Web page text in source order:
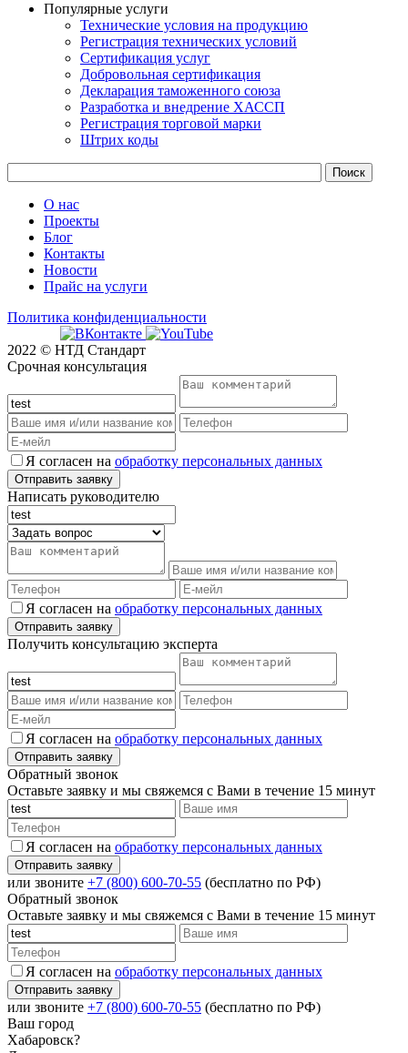
Популярные услуги
Технические условия на продукцию
Регистрация технических условий
Сертификация услуг
Добровольная сертификация
Декларация таможенного союза
Разработка и внедрение ХАССП
Регистрация торговой марки
Штрих коды
О нас
Проекты
Блог
Контакты
Новости
Прайс на услуги
Политика конфиденциальности
2022 © НТД Стандарт
Срочная консультация
Я согласен на обработку персональных данных
Написать руководителю
Я согласен на обработку персональных данных
Получить консультацию эксперта
Я согласен на обработку персональных данных
Обратный звонок
Оставьте заявку и мы свяжемся с Вами в течение 15 минут
Я согласен на обработку персональных данных
или звоните +7 (800) 600-70-55 (бесплатно по РФ)
Обратный звонок
Оставьте заявку и мы свяжемся с Вами в течение 15 минут
Я согласен на обработку персональных данных
или звоните +7 (800) 600-70-55 (бесплатно по РФ)
Ваш город
Хабаровск?